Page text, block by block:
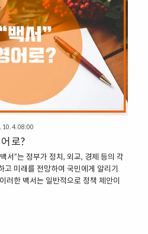
10. 4. 08:00
로?
서”는 정부가 정치, 외교, 경제 등의 각
고 미래를 전망하여 국민에게 알리기
러한 백서는 일반적으로 정책 제안이